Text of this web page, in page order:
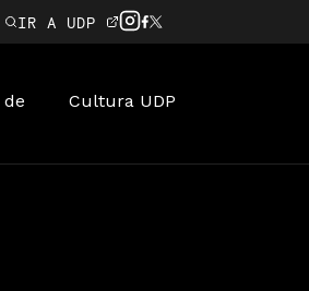
IR A UDP
Cultura UDP